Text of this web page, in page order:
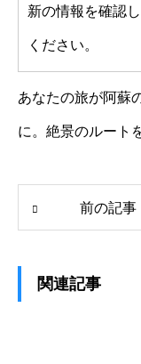
新の情報を確認
ください。
あなたの旅が阿蘇
に。絶景のルート
前の記事
関連記事